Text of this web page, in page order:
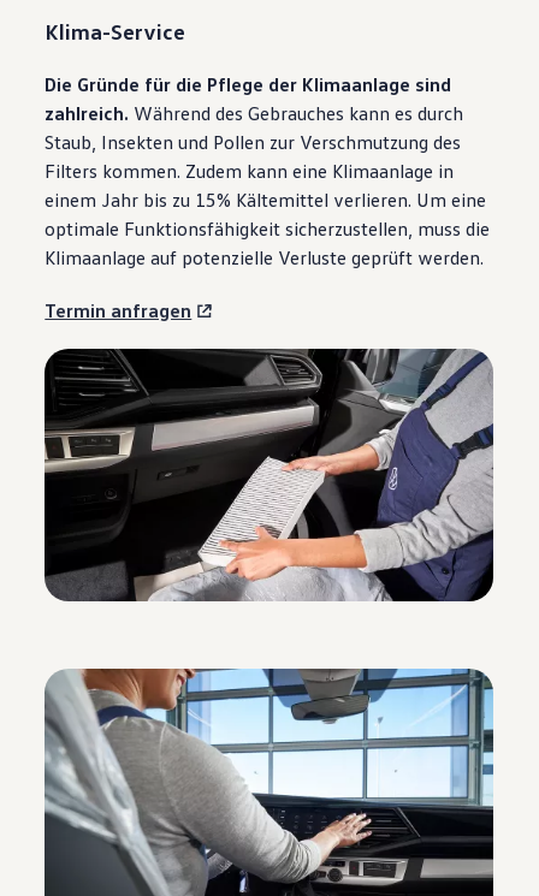
Klima-Service
Die Gründe für die Pflege der Klimaanlage sind
zahlreich. Während des Gebrauches kann es durch
Staub, Insekten und Pollen zur Verschmutzung des
Filters kommen. Zudem kann eine Klimaanlage in
einem Jahr bis zu 15% Kältemittel verlieren. Um eine
optimale Funktionsfähigkeit sicherzustellen, muss die
Klimaanlage auf potenzielle Verluste geprüft werden.
Termin anfragen